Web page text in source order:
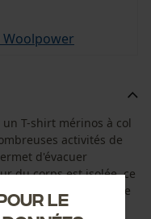
T-shirt mérinos à col
activités de
d'évacuer
du corps est isolée, ce
courte permet de
l'enfilage. Les
le